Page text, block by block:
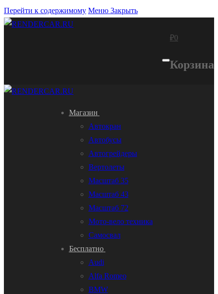
Перейти к содержимому Меню Закрыть
₽0
Корзина
Магазин
Автокран
Автобусы
Автогрейдеры
Вертолеты
Масштаб 35
Масштаб 43
Масштаб 72
Мото-вело техника
Самосвал
Бесплатно
Audi
Alfa Romeo
BMW